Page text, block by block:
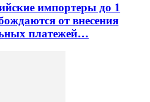
импортеры до 1
от внесения
платежей…